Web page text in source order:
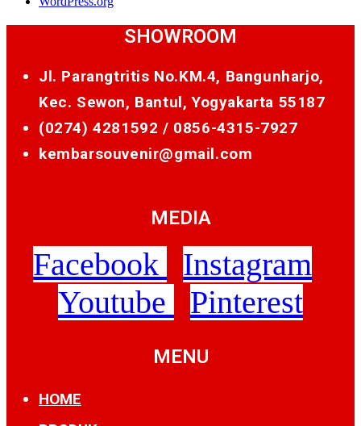
SHOWROOM
Jl. Parangtritis No.KM.4, Bangunharjo,
Kec. Sewon, Bantul, Yogyakarta 55187
(0274) 4281592 / 0856-4315-7927
kembarsouvenir@gmail.com
MEDIA
Facebook
Instagram
Youtube
Pinterest
MENU
HOME